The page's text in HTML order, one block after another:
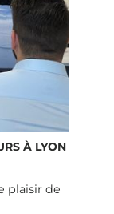
À LYON
plaisir de